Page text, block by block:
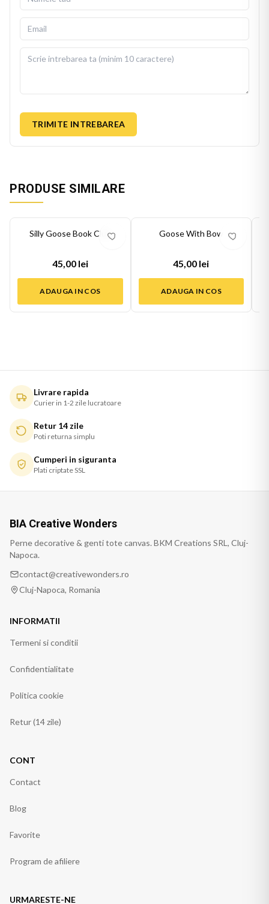
TRIMITE INTREBAREA
PRODUSE SIMILARE
Silly Goose Book Club
45,00 lei
ADAUGA IN COS
Goose With Bow
45,00 lei
ADAUGA IN COS
Livrare rapida
Curier in 1-2 zile lucratoare
Retur 14 zile
Poti returna simplu
Cumperi in siguranta
Plati criptate SSL
BIA Creative Wonders
Perne decorative & genti tote canvas. BKM Creations SRL, Cluj-
Napoca.
contact@creativewonders.ro
Cluj-Napoca, Romania
INFORMATII
Termeni si conditii
Confidentialitate
Politica cookie
Retur (14 zile)
CONT
Contact
Blog
Favorite
Program de afiliere
URMARESTE-NE